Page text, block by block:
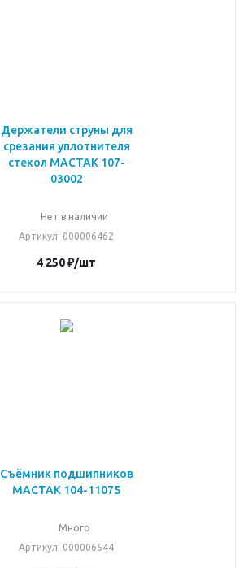
Держатели струны для
срезания уплотнителя
стекол МАСТАК 107-
03002
Нет в наличии
Артикул: 000006462
4 250₽/шт
Съёмник подшипников
МАСТАК 104-11075
Много
Артикул: 000006544